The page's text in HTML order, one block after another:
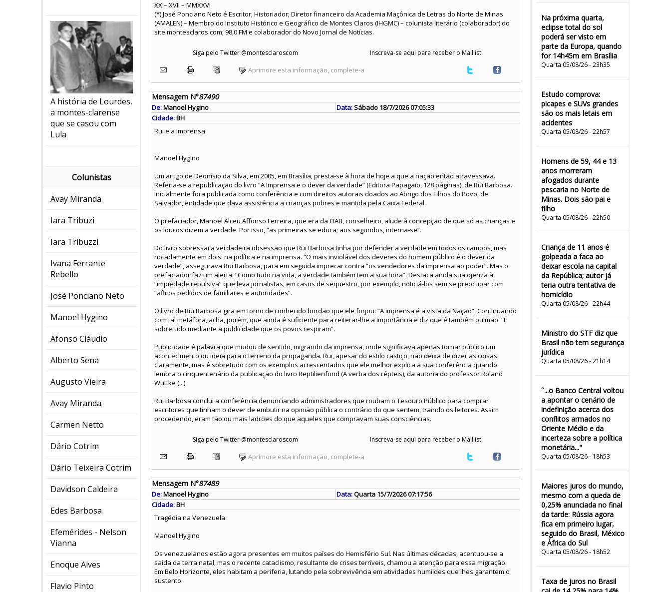
A história de Lourdes,
a montes-clarense
que se casou com
Lula
Colunistas
Avay Miranda
Iara Tribuzi
Iara Tribuzzi
Ivana Ferrante
Rebello
José Ponciano Neto
Manoel Hygino
Afonso Cláudio
Alberto Sena
Augusto Vieira
Avay Miranda
Carmen Netto
Dário Cotrim
Dário Teixeira Cotrim
Davidson Caldeira
Edes Barbosa
Efemérides - Nelson
Vianna
Enoque Alves
Flavio Pinto
Na próxima quarta,
eclipse total do sol
poderá ser visto em
parte da Europa, quando
for 14h45m em Brasília
Quarta 05/08/26 - 23h35
Estudo comprova:
picapes e SUVs grandes
são os mais letais em
acidentes
Quarta 05/08/26 - 22h57
Homens de 59, 44 e 13
anos morreram
afogados durante
pescaria no Norte de
Minas. Dois são pai e
filho
Quarta 05/08/26 - 22h50
Criança de 11 anos é
golpeada a faca ao
deixar escola na capital
da República; autor já
teria outra tentativa de
homicídio
Quarta 05/08/26 - 22h44
Ministro do STF diz que
Brasil não tem segurança
jurídica
Quarta 05/08/26 - 21h14
˜...o Banco Central voltou
a apontar o cenário de
indefinição acerca dos
conflitos armados no
Oriente Médio e da
incerteza sobre a política
monetária..."
Quarta 05/08/26 - 18h53
Maiores juros do mundo,
mesmo com a queda de
0,25% anunciada no final
da tarde: Rússia agora
fica em primeiro lugar,
seguido do Brasil, México
e África do Sul
Quarta 05/08/26 - 18h52
Taxa de juros no Brasil
XX – XVII – MMXXVI
(*) José Ponciano Neto é Escritor; Historiador; Diretor financeiro da Academia Maçônica de Letras do Norte de Minas
(AMALEN) – Membro do Instituto Histórico e Geográfico de Montes Claros (IHGMC) – colunista literário (colaborador) do
site montesclaros.com; 98,0 FM e colaborador do Novo Jornal de Notícias.
Siga pelo Twitter @montesclaroscom Inscreva-se aqui para receber o Maillist
Aprimore esta informação, complete-a
Mensagem N°87490
De:Manoel Hygino Data:Sábado 18/7/2026 07:05:33
Cidade:BH
Rui e a Imprensa
Manoel Hygino
Um artigo de Deonísio da Silva, em 2005, em Brasília, presta-se à hora de hoje a que a nação então atravessava.
Referia-se a republicação do livro “A Imprensa e o dever da verdade” (Editora Papagaio, 128 páginas), de Rui Barbosa.
Inicialmente fora publicada como conferência e com direitos autorais doados ao Abrigo dos Filhos do Povo, de
Salvador, entidade que dava assistência a crianças pobres e mantida pela Caixa Federal.
O prefaciador, Manoel Alceu Affonso Ferreira, que era da OAB, conselheiro, alude à concepção de que só as crianças e
os loucos dizem a verdade. Por isso, “as primeiras se educa; aos segundos, interna-se”.
Do livro sobressai a verdadeira obsessão que Rui Barbosa tinha por defender a verdade em todos os campos, mas
notadamente em dois: na política e na imprensa. “O mais inviolável dos deveres do homem público é o dever da
verdade”, assegurava Rui Barbosa, para em seguida imprecar contra “os vendedores da imprensa ao poder”. Mas o
prefaciador faz um alerta: “Como tudo na vida, a verdade também tem a sua hora”. Destaca ainda sua ojeriza à
“impiedade repulsiva” que leva jornalistas, em casos de sequestro, por exemplo, noticiá-los sem se preocupar com
“aflitos pedidos de familiares e autoridades”.
O livro de Rui Barbosa gira em torno de conhecido bordão que ele forjou: “A imprensa é a vista da Nação”. Continuando
com tal metáfora, acha, porém, que ainda é suficiente para reiterar-lhe a importância e diz que é também pulmão: “É
sobretudo mediante a publicidade que os povos respiram”.
Publicidade é palavra que mudou de sentido, migrando da imprensa, onde significava apenas tornar público um
acontecimento ou ideia para o terreno da propaganda. Rui, apesar do estilo castiço, não deixa de dizer as coisas
claramente, mas é sobretudo com os exemplos acrescentados que ele melhor explica a sua conferência quando
lembra o cinquentenário da publicação do livro Reptilienfond (A verba dos répteis), da autoria do professor Roland
Wuttke (...)
Rui Barbosa conclui a conferência denunciando administradores que roubam o Tesouro Público para comprar
escritores que tinham o dever de embutir na opinião pública o contrário do que sentem, traindo os leitores. Assim
procedendo, eram tão ou mais ladrões do que aqueles que compravam suas consciências.
Siga pelo Twitter @montesclaroscom Inscreva-se aqui para receber o Maillist
Aprimore esta informação, complete-a
Mensagem N°87489
De:Manoel Hygino Data:Quarta 15/7/2026 07:17:56
Cidade:BH
Tragédia na Venezuela
Manoel Hygino
Os venezuelanos estão agora presentes em muitos países do Hemisfério Sul. Nas últimas décadas, acentuou-se a
saída da terra natal, mas o recente cataclismo, resultante de crises terríveis, chamou a atenção para essa migração.
Em Belo Horizonte, eles habitam a periferia, lutando pela sobrevivência em atividades humildes que lhes garantem o
sustento.